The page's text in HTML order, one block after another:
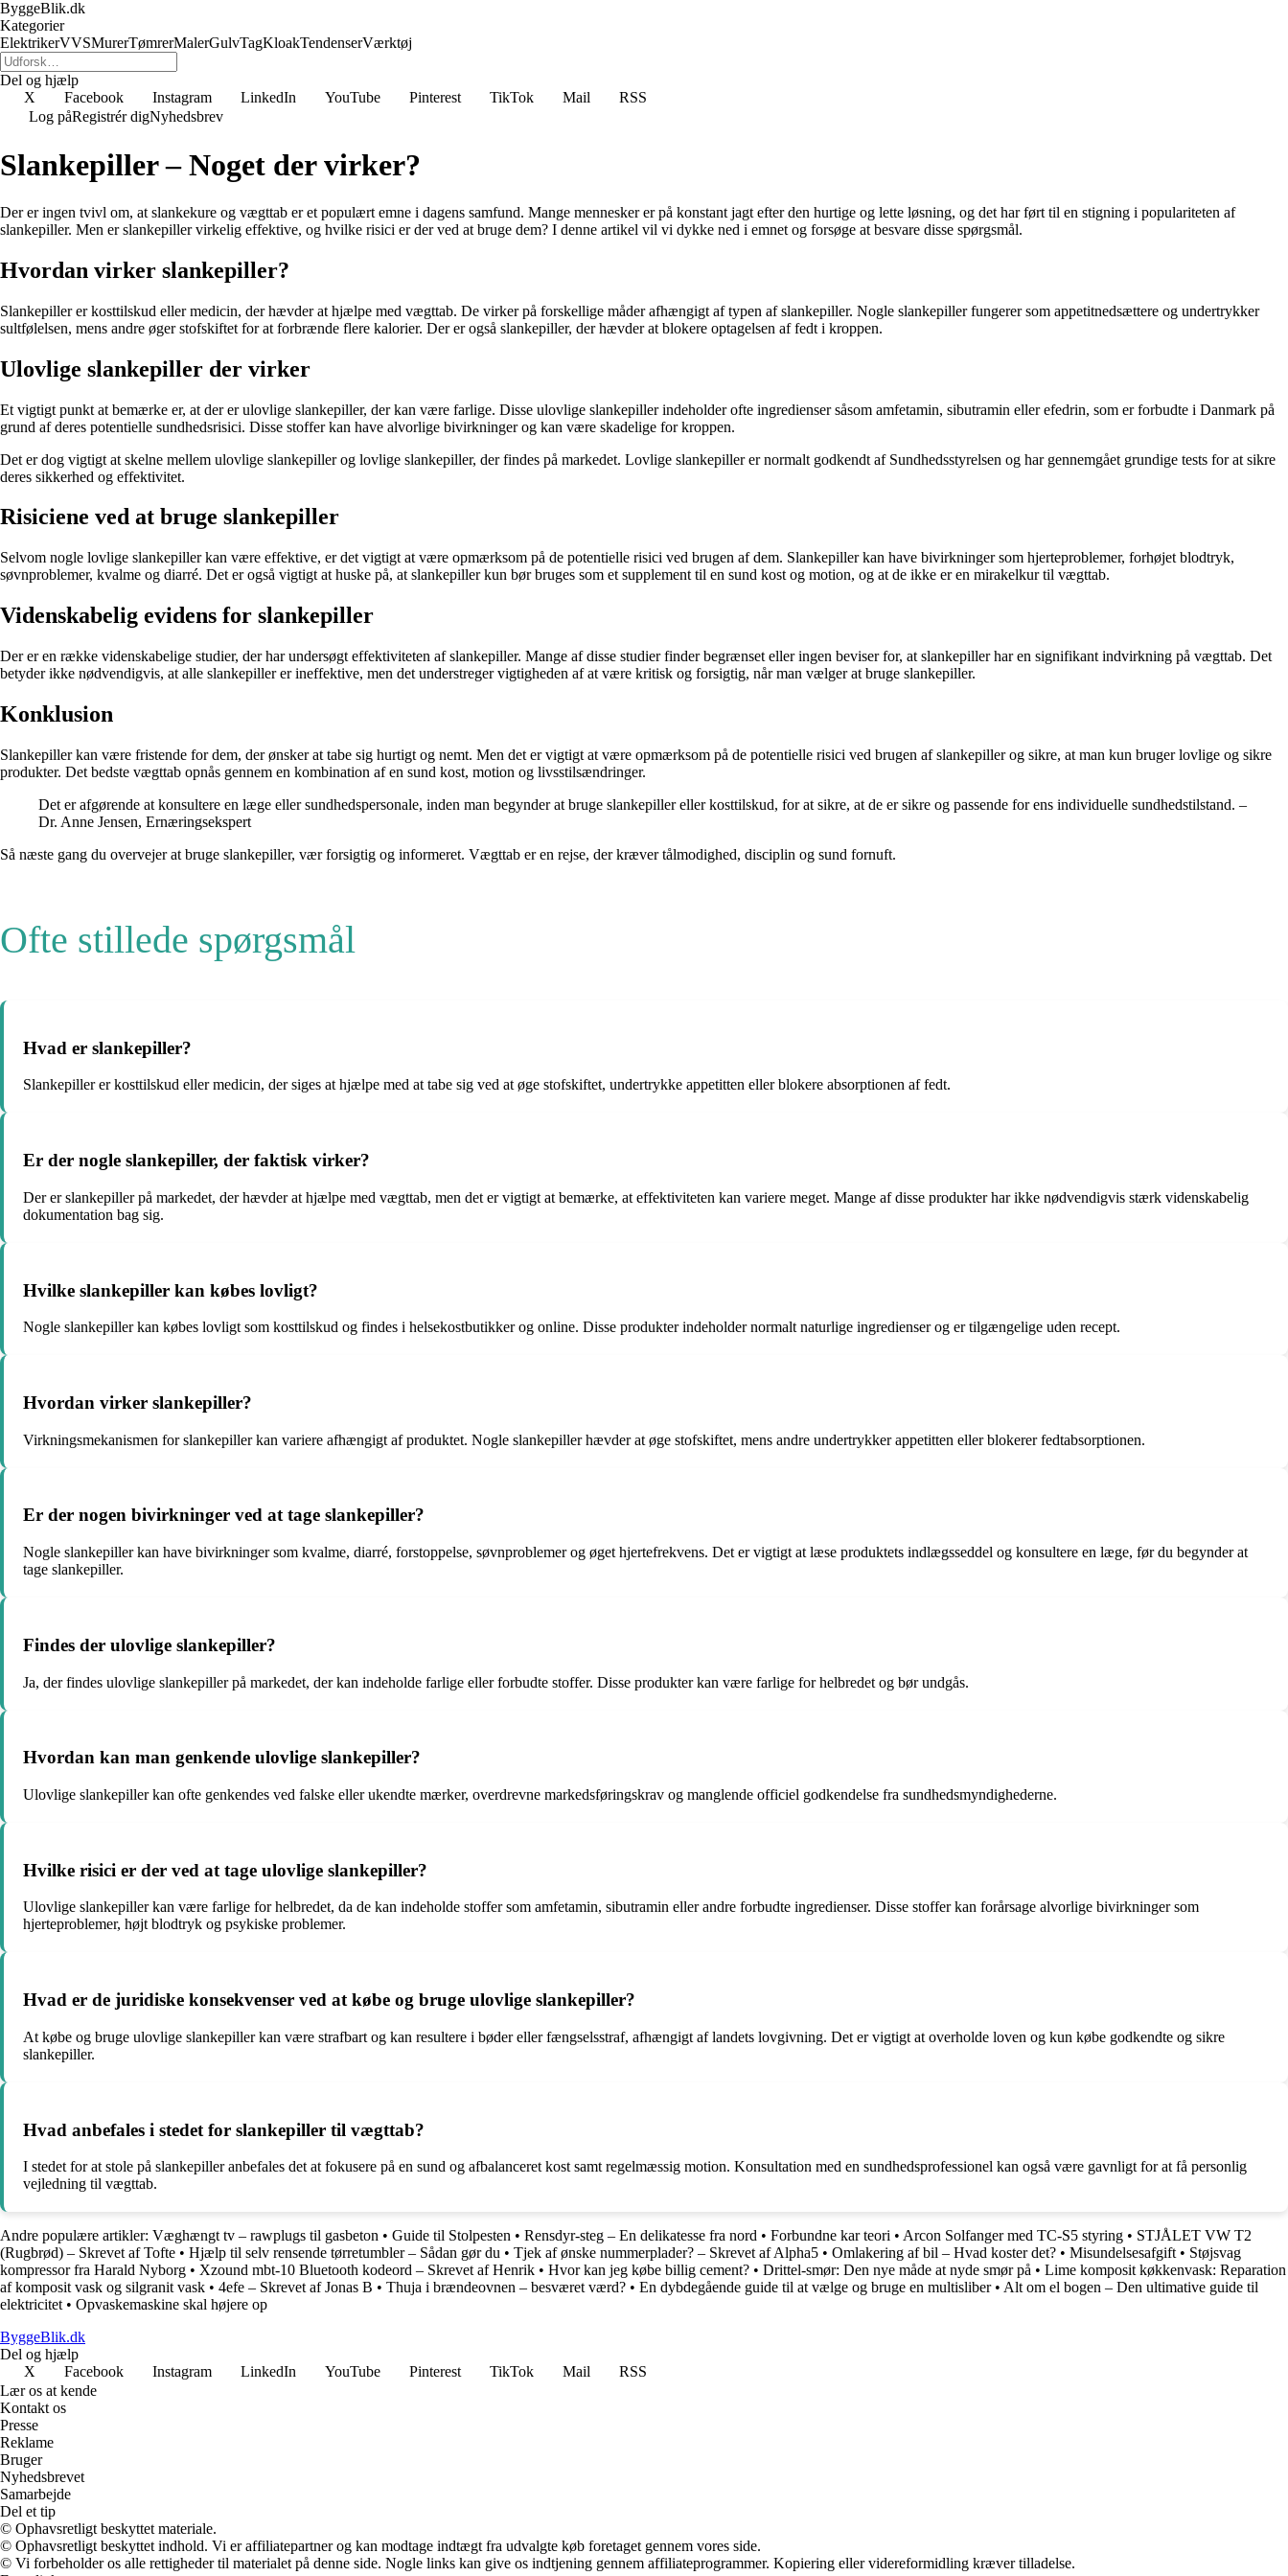
ByggeBlik.dk
Kategorier
ElektrikerVVSMurerTømrerMalerGulvTagKloakTendenserVærktøj
Del og hjælp
X
Facebook Instagram LinkedIn YouTube Pinterest TikTok Mail
RSS
Log påRegistrér digNyhedsbrev
Slankepiller – Noget der virker?
Der er ingen tvivl om, at slankekure og vægttab er et populært emne i dagens samfund. Mange mennesker er på konstant jagt efter den hurtige og lette løsning, og det har ført til en stigning i populariteten af
slankepiller. Men er slankepiller virkelig effektive, og hvilke risici er der ved at bruge dem? I denne artikel vil vi dykke ned i emnet og forsøge at besvare disse spørgsmål.
Hvordan virker slankepiller?
Slankepiller er kosttilskud eller medicin, der hævder at hjælpe med vægttab. De virker på forskellige måder afhængigt af typen af slankepiller. Nogle slankepiller fungerer som appetitnedsættere og undertrykker
sultfølelsen, mens andre øger stofskiftet for at forbrænde flere kalorier. Der er også slankepiller, der hævder at blokere optagelsen af fedt i kroppen.
Ulovlige slankepiller der virker
Et vigtigt punkt at bemærke er, at der er ulovlige slankepiller, der kan være farlige. Disse ulovlige slankepiller indeholder ofte ingredienser såsom amfetamin, sibutramin eller efedrin, som er forbudte i Danmark på
grund af deres potentielle sundhedsrisici. Disse stoffer kan have alvorlige bivirkninger og kan være skadelige for kroppen.
Det er dog vigtigt at skelne mellem ulovlige slankepiller og lovlige slankepiller, der findes på markedet. Lovlige slankepiller er normalt godkendt af Sundhedsstyrelsen og har gennemgået grundige tests for at sikre
deres sikkerhed og effektivitet.
Risiciene ved at bruge slankepiller
Selvom nogle lovlige slankepiller kan være effektive, er det vigtigt at være opmærksom på de potentielle risici ved brugen af dem. Slankepiller kan have bivirkninger som hjerteproblemer, forhøjet blodtryk,
søvnproblemer, kvalme og diarré. Det er også vigtigt at huske på, at slankepiller kun bør bruges som et supplement til en sund kost og motion, og at de ikke er en mirakelkur til vægttab.
Videnskabelig evidens for slankepiller
Der er en række videnskabelige studier, der har undersøgt effektiviteten af slankepiller. Mange af disse studier finder begrænset eller ingen beviser for, at slankepiller har en signifikant indvirkning på vægttab. Det
betyder ikke nødvendigvis, at alle slankepiller er ineffektive, men det understreger vigtigheden af at være kritisk og forsigtig, når man vælger at bruge slankepiller.
Konklusion
Slankepiller kan være fristende for dem, der ønsker at tabe sig hurtigt og nemt. Men det er vigtigt at være opmærksom på de potentielle risici ved brugen af slankepiller og sikre, at man kun bruger lovlige og sikre
produkter. Det bedste vægttab opnås gennem en kombination af en sund kost, motion og livsstilsændringer.
Det er afgørende at konsultere en læge eller sundhedspersonale, inden man begynder at bruge slankepiller eller kosttilskud, for at sikre, at de er sikre og passende for ens individuelle sundhedstilstand. –
Dr. Anne Jensen, Ernæringsekspert
Så næste gang du overvejer at bruge slankepiller, vær forsigtig og informeret. Vægttab er en rejse, der kræver tålmodighed, disciplin og sund fornuft.
Ofte stillede spørgsmål
Hvad er slankepiller?
Slankepiller er kosttilskud eller medicin, der siges at hjælpe med at tabe sig ved at øge stofskiftet, undertrykke appetitten eller blokere absorptionen af fedt.
Er der nogle slankepiller, der faktisk virker?
Der er slankepiller på markedet, der hævder at hjælpe med vægttab, men det er vigtigt at bemærke, at effektiviteten kan variere meget. Mange af disse produkter har ikke nødvendigvis stærk videnskabelig
dokumentation bag sig.
Hvilke slankepiller kan købes lovligt?
Nogle slankepiller kan købes lovligt som kosttilskud og findes i helsekostbutikker og online. Disse produkter indeholder normalt naturlige ingredienser og er tilgængelige uden recept.
Hvordan virker slankepiller?
Virkningsmekanismen for slankepiller kan variere afhængigt af produktet. Nogle slankepiller hævder at øge stofskiftet, mens andre undertrykker appetitten eller blokerer fedtabsorptionen.
Er der nogen bivirkninger ved at tage slankepiller?
Nogle slankepiller kan have bivirkninger som kvalme, diarré, forstoppelse, søvnproblemer og øget hjertefrekvens. Det er vigtigt at læse produktets indlægsseddel og konsultere en læge, før du begynder at
tage slankepiller.
Findes der ulovlige slankepiller?
Ja, der findes ulovlige slankepiller på markedet, der kan indeholde farlige eller forbudte stoffer. Disse produkter kan være farlige for helbredet og bør undgås.
Hvordan kan man genkende ulovlige slankepiller?
Ulovlige slankepiller kan ofte genkendes ved falske eller ukendte mærker, overdrevne markedsføringskrav og manglende officiel godkendelse fra sundhedsmyndighederne.
Hvilke risici er der ved at tage ulovlige slankepiller?
Ulovlige slankepiller kan være farlige for helbredet, da de kan indeholde stoffer som amfetamin, sibutramin eller andre forbudte ingredienser. Disse stoffer kan forårsage alvorlige bivirkninger som
hjerteproblemer, højt blodtryk og psykiske problemer.
Hvad er de juridiske konsekvenser ved at købe og bruge ulovlige slankepiller?
At købe og bruge ulovlige slankepiller kan være strafbart og kan resultere i bøder eller fængselsstraf, afhængigt af landets lovgivning. Det er vigtigt at overholde loven og kun købe godkendte og sikre
slankepiller.
Hvad anbefales i stedet for slankepiller til vægttab?
I stedet for at stole på slankepiller anbefales det at fokusere på en sund og afbalanceret kost samt regelmæssig motion. Konsultation med en sundhedsprofessionel kan også være gavnligt for at få personlig
vejledning til vægttab.
Andre populære artikler: Væghængt tv – rawplugs til gasbeton • Guide til Stolpesten • Rensdyr-steg – En delikatesse fra nord • Forbundne kar teori • Arcon Solfanger med TC-S5 styring • STJÅLET VW T2
(Rugbrød) – Skrevet af Tofte • Hjælp til selv rensende tørretumbler – Sådan gør du • Tjek af ønske nummerplader? – Skrevet af Alpha5 • Omlakering af bil – Hvad koster det? • Misundelsesafgift • Støjsvag
kompressor fra Harald Nyborg • Xzound mbt-10 Bluetooth kodeord – Skrevet af Henrik • Hvor kan jeg købe billig cement? • Drittel-smør: Den nye måde at nyde smør på • Lime komposit køkkenvask: Reparation
af komposit vask og silgranit vask • 4efe – Skrevet af Jonas B • Thuja i brændeovnen – besværet værd? • En dybdegående guide til at vælge og bruge en multisliber• Alt om el bogen – Den ultimative guide til
elektricitet • Opvaskemaskine skal højere op
ByggeBlik.dk
Del og hjælp
X
Facebook Instagram LinkedIn YouTube Pinterest TikTok Mail
RSS
Lær os at kende
Kontakt os
Presse
Reklame
Bruger
Nyhedsbrevet
Samarbejde
Del et tip
© Ophavsretligt beskyttet materiale.
© Ophavsretligt beskyttet indhold. Vi er affiliatepartner og kan modtage indtægt fra udvalgte køb foretaget gennem vores side.
© Vi forbeholder os alle rettigheder til materialet på denne side. Nogle links kan give os indtjening gennem affiliateprogrammer. Kopiering eller videreformidling kræver tilladelse.